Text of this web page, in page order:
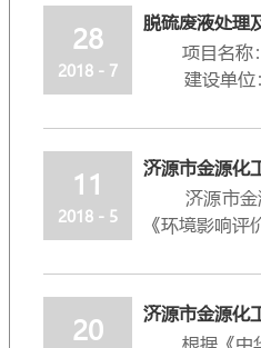
2013年至今已
说服力的上
业社会责任
工、公益慈善
能源建厂以来
马钢股份公
周年，希望
马钢（集团
28
2018 - 7
脱硫废液处理
项目名称：
建设单位：
总 投 资：
项目备案：
建设内容：
工艺路线
1、预处理
3、净化工序
11
2018 - 5
济源市金源化
济源市金源
《环境影响
济源市金源化
容，加氢单元
塔、溶剂回
20
济源市金源化
根据《中华